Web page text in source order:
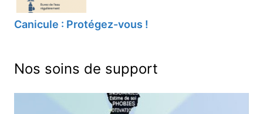
Canicule : Protégez-vous !
Nos soins de support